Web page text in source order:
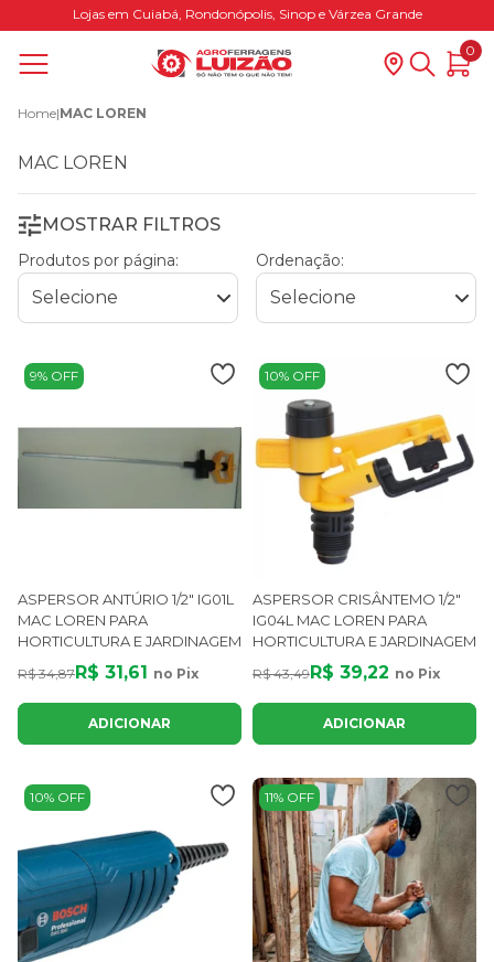
Lojas em Cuiabá, Rondonópolis, Sinop e Várzea Grande
0
Home|MAC LOREN
MAC LOREN
MOSTRAR FILTROS
Produtos por página: Ordenação:
9% OFF
ASPERSOR ANTÚRIO 1/2" IG01L
MAC LOREN PARA
HORTICULTURA E JARDINAGEM
R$ 34,87R$ 31,61 no Pix
ADICIONAR
10% OFF
ASPERSOR CRISÂNTEMO 1/2"
IG04L MAC LOREN PARA
HORTICULTURA E JARDINAGEM
R$ 43,49R$ 39,22 no Pix
ADICIONAR
10% OFF 11% OFF